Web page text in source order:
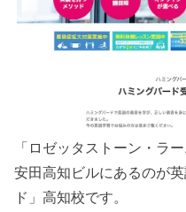
「ロゼッタストーン・ラ
安田高知ビルにあるのが
ド」高知校です。